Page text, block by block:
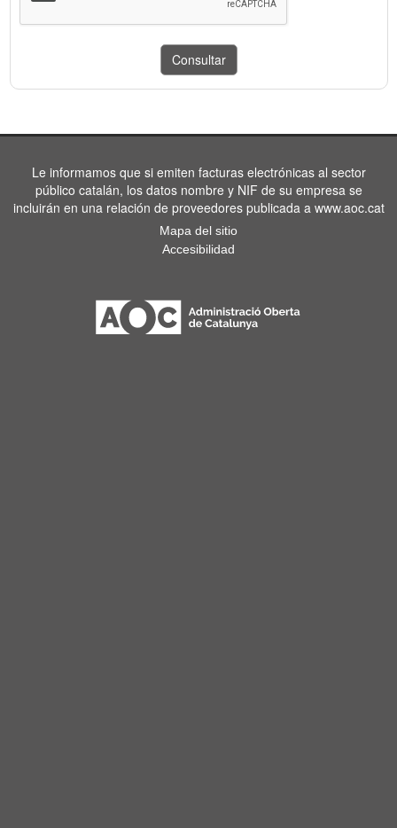
Le informamos que si emiten facturas electrónicas al sector
público catalán, los datos nombre y NIF de su empresa se
incluirán en una relación de proveedores publicada a www.aoc.cat
Mapa del sitio
Accesibilidad